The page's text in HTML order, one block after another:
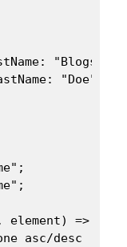
"Blogs",
"Doe",
element) => {
asc/desc